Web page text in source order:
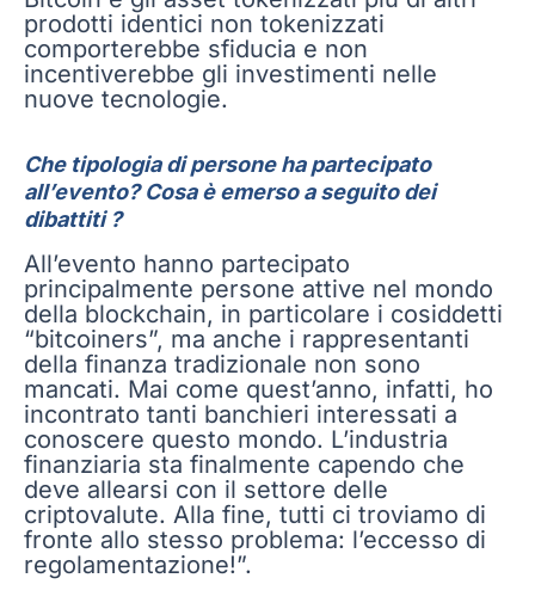
prodotti identici non tokenizzati
comporterebbe sfiducia e non
incentiverebbe gli investimenti nelle
nuove tecnologie.
Che tipologia di persone ha partecipato
all’evento? Cosa è emerso a seguito dei
dibattiti ?
All’evento hanno partecipato
principalmente persone attive nel mondo
della blockchain, in particolare i cosiddetti
“bitcoiners”, ma anche i rappresentanti
della finanza tradizionale non sono
mancati. Mai come quest’anno, infatti, ho
incontrato tanti banchieri interessati a
conoscere questo mondo. L’industria
finanziaria sta finalmente capendo che
deve allearsi con il settore delle
criptovalute. Alla fine, tutti ci troviamo di
fronte allo stesso problema: l’eccesso di
regolamentazione!”.